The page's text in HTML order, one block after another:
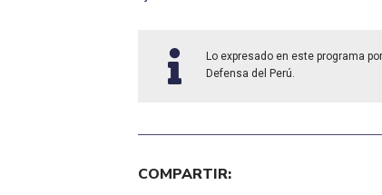
Lo expresado en este programa
Defensa del Perú.
COMPARTIR: